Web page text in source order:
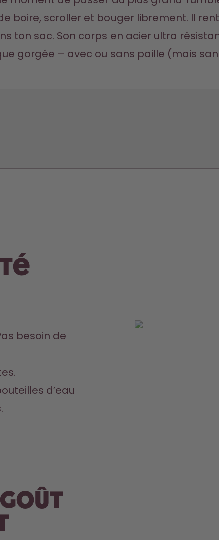
boire, scroller et bouger librement. Il
ton sac. Son corps en acier ultra
gorgée – avec ou sans paille (mais
besoin de
d’eau